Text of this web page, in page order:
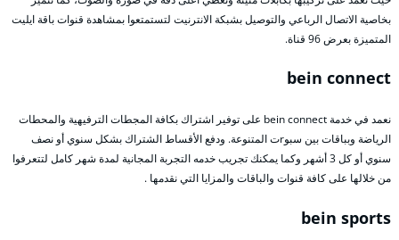
بخاصية الاتصال الرباعي والتوصيل بشبكة الانترنيت لتستمتعوا بمشاهدة قنوات باقة ايليت
المتميزة بعرض 96 قناة.
bein connect
نعمد في خدمة bein connect على توفير اشتراك بكافة المجطات الترفيهية والمحطات
الرياضة وبباقات بين سبوrت المتنوعة. ودفع الأقساط الشتراك بشكل سنوي أو نصف
سنوي أو كل 3 أشهر وكما يمكنك تجريب خدمه التجربة المجانية لمدة شهر كامل لتتعرفوا
من خلالها على كافة قنوات والباقات والمزايا التي نقدمها .
bein sports